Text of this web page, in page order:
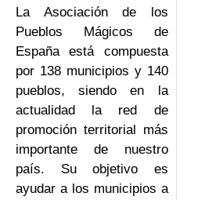
La Asociación de los
Pueblos Mágicos de
España está compuesta
por 138 municipios y 140
pueblos, siendo en la
actualidad la red de
promoción territorial más
importante de nuestro
país. Su objetivo es
ayudar a los municipios a